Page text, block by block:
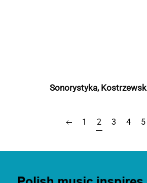
Sonorystyka,
1 2 3 4 5